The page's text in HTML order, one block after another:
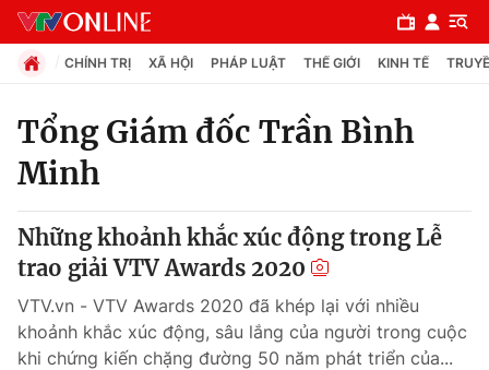
Chuyên mục
Chính trị
Xã hội
Pháp luật
CHÍNH TRỊ XÃ HỘI PHÁP LUẬT THẾ GIỚI KINH TẾ
Tổng Giám đốc Trần Bình
Minh
Những khoảnh khắc xúc động trong Lễ
trao giải VTV Awards 2020
VTV.vn - VTV Awards 2020 đã khép lại với nhiều
khoảnh khắc xúc động, sâu lắng của người trong cuộc
khi chứng kiến chặng đường 50 năm phát triển của...